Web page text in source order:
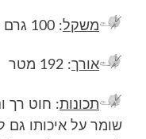
משקל: 100 גרם
אורך: 192 מטר
תכונות: חוט רך
שומר על איכותו גם